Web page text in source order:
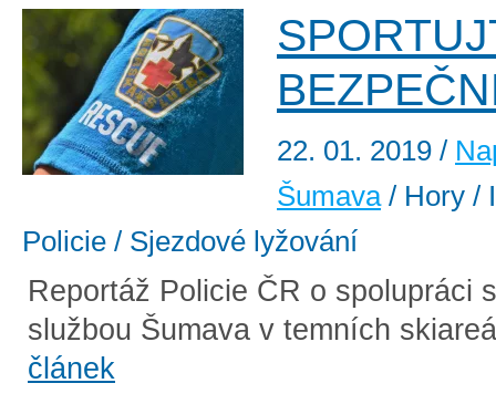
22. 01. 2019 /
Šumava/ Hory /
Policie / Sjezdové lyžování
Reportáž Policie ČR o spolupráci
službou Šumava v temních
článek